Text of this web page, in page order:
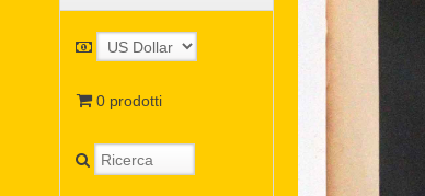
0 prodotti